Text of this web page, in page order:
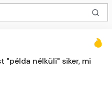
"példa nélküli" siker, mi